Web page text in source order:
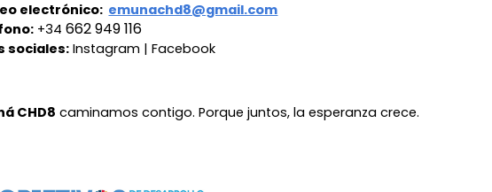
electrónico: emunachd8@gmail.com
+34662 949 116
sociales: Instagram | Facebook
CHD8 caminamos contigo. Porque juntos, la esperanza crece.